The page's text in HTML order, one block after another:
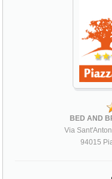
BED AND
Via
94015